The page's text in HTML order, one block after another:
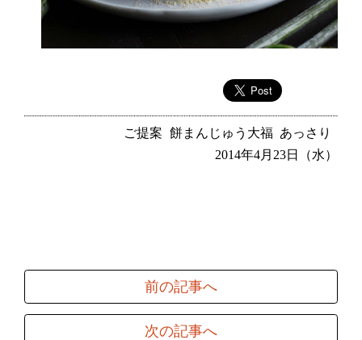
ご提案 餅まんじゅう大福 あっさり
2014年4月23日（水）
前の記事へ
次の記事へ